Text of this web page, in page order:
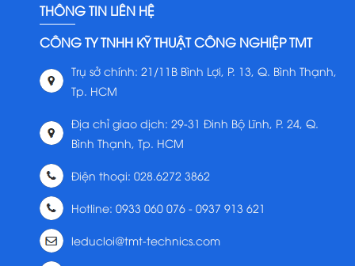
THÔNG TIN LIÊN HỆ
CÔNG TY TNHH KỸ THUẬT CÔNG NGHIỆP TMT
Trụ sở chính: 21/11B Bình Lợi, P. 13, Q. Bình Thạnh,
Tp. HCM
Địa chỉ giao dịch: 29-31 Đinh Bộ Lĩnh, P. 24, Q.
Bình Thạnh, Tp. HCM
Điện thoại: 028.6272 3862
Hotline: 0933 060 076 - 0937 913 621
leducloi@tmt-technics.com